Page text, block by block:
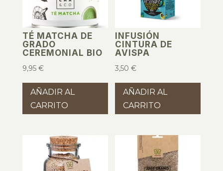
TÉ MATCHA DE
GRADO
CEREMONIAL BIO
9,95 €
AÑADIR AL
CARRITO
INFUSIÓN
CINTURA DE
AVISPA
3,50€
AÑADIR AL
CARRITO